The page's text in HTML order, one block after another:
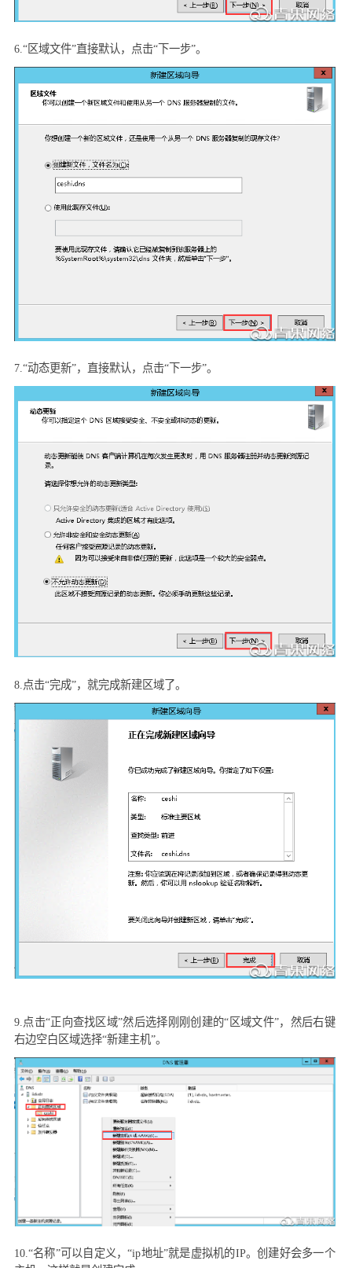
6.“区域文件”直接默认，点击“下一步”。
7.“动态更新”，直接默认，点击“下一步”。
8. 点击“完成”，就完成新建区域了。
9. 点击“正向查找区域”然后选择刚刚创建的“区域文件”，然后右键
右边空白区域选择“新建主机”。
10.“名称”可以自定义，“ip地址”就是虚拟机的IP。创建好会多一个